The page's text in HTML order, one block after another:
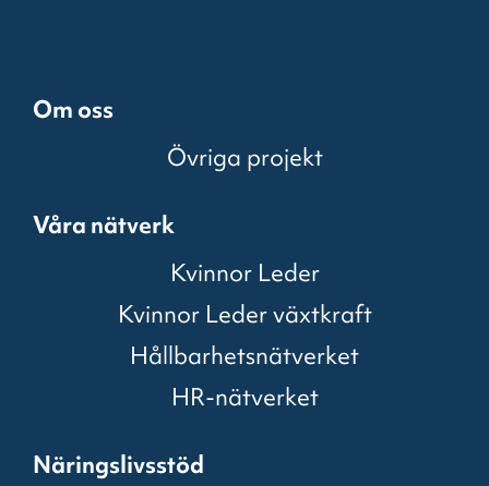
Om oss
Övriga projekt
Våra nätverk
Kvinnor Leder
Kvinnor Leder växtkraft
Hållbarhetsnätverket
HR-nätverket
Näringslivsstöd